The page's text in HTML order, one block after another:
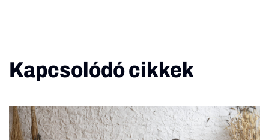
Kapcsolódó cikkek